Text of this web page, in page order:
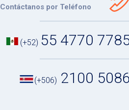
Contáctanos por Teléfono
(+52) 55 4770
(+506) 2100 5086